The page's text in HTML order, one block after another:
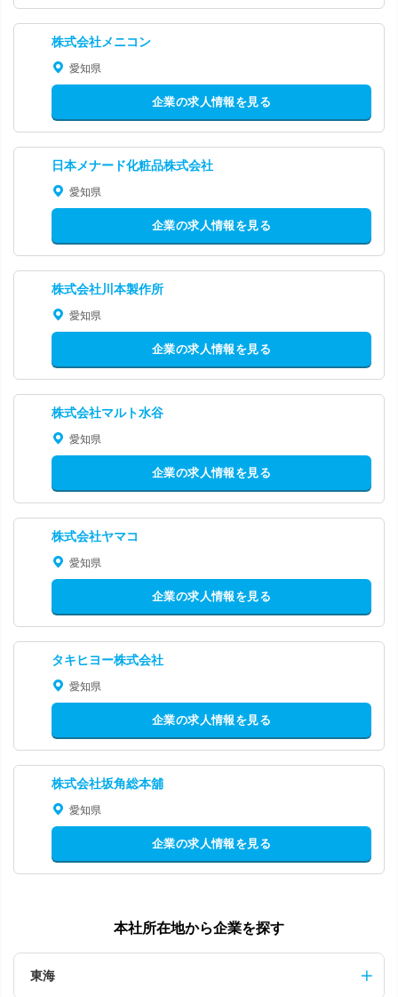
株式会社メニコン
愛知県
企業の求人情報を見る
日本メナード化粧品株式会社
愛知県
企業の求人情報を見る
株式会社川本製作所
愛知県
企業の求人情報を見る
株式会社マルト水谷
愛知県
企業の求人情報を見る
株式会社ヤマコ
愛知県
企業の求人情報を見る
タキヒヨー株式会社
愛知県
企業の求人情報を見る
株式会社坂角総本舖
愛知県
企業の求人情報を見る
本社所在地から企業を探す
東海